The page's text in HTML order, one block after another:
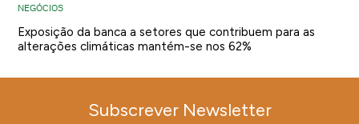
NEGÓCIOS
Exposição da banca a setores que contribuem para as
alterações climáticas mantém-se nos 62%
Subscrever Newsletter